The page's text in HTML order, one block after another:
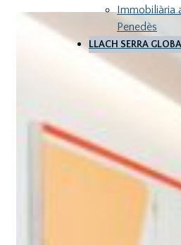
Immobiliària
Penedès
LLACH SERRA